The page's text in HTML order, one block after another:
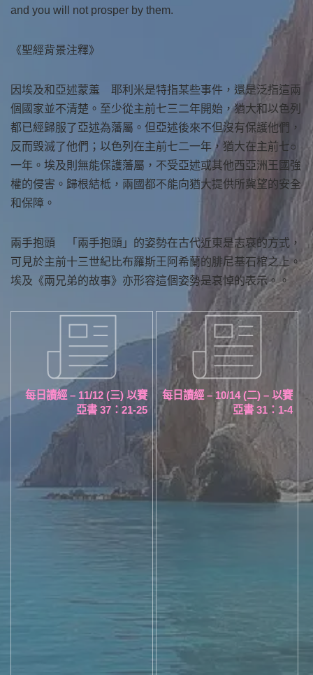
and you will not prosper by them.
《聖經背景注釋》
因埃及和亞述蒙羞 耶利米是特指某些事件，還是泛指這兩
個國家並不清楚。至少從主前七三二年開始，猶大和以色列
都已經歸服了亞述為藩屬。但亞述後來不但沒有保護他們，
反而毀滅了他們；以色列在主前七二一年，猶大在主前七○
一年。埃及則無能保護藩屬，不受亞述或其他西亞洲王國強
權的侵害。歸根結柢，兩國都不能向猶大提供所冀望的安全
和保障。
兩手抱頭 「兩手抱頭」的姿勢在古代近東是志哀的方式，
可見於主前十三世紀比布羅斯王阿希蘭的腓尼基石棺之上。
埃及《兩兄弟的故事》亦形容這個姿勢是哀悼的表示。。
每日讀經 – 11/12 (三) 以賽
亞書 37：21-25
每日讀經 – 10/14 (二) – 以賽
亞書 31：1-4